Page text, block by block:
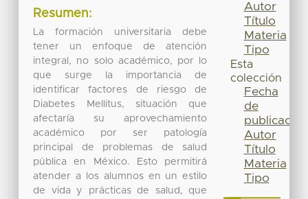
Resumen:
La formación universitaria debe
tener un enfoque de atención
integral, no solo académico, por lo
que surge la importancia de
identificar factores de riesgo de
Diabetes Mellitus, situación que
afectaría su aprovechamiento
académico por ser patología
principal de problemas de salud
pública en México. Esto permitirá
atender a los alumnos en un estilo
de vida y prácticas de salud, que
Autor
Título
Materia
Tipo
Esta
colección
Fecha
de
publicación
Autor
Título
Materia
Tipo